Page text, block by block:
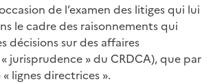
de l’examen des litiges qui lui
le cadre des raisonnements qui
décisions sur des affaires
jurisprudence » du CRDCA), que par
lignes directrices ».